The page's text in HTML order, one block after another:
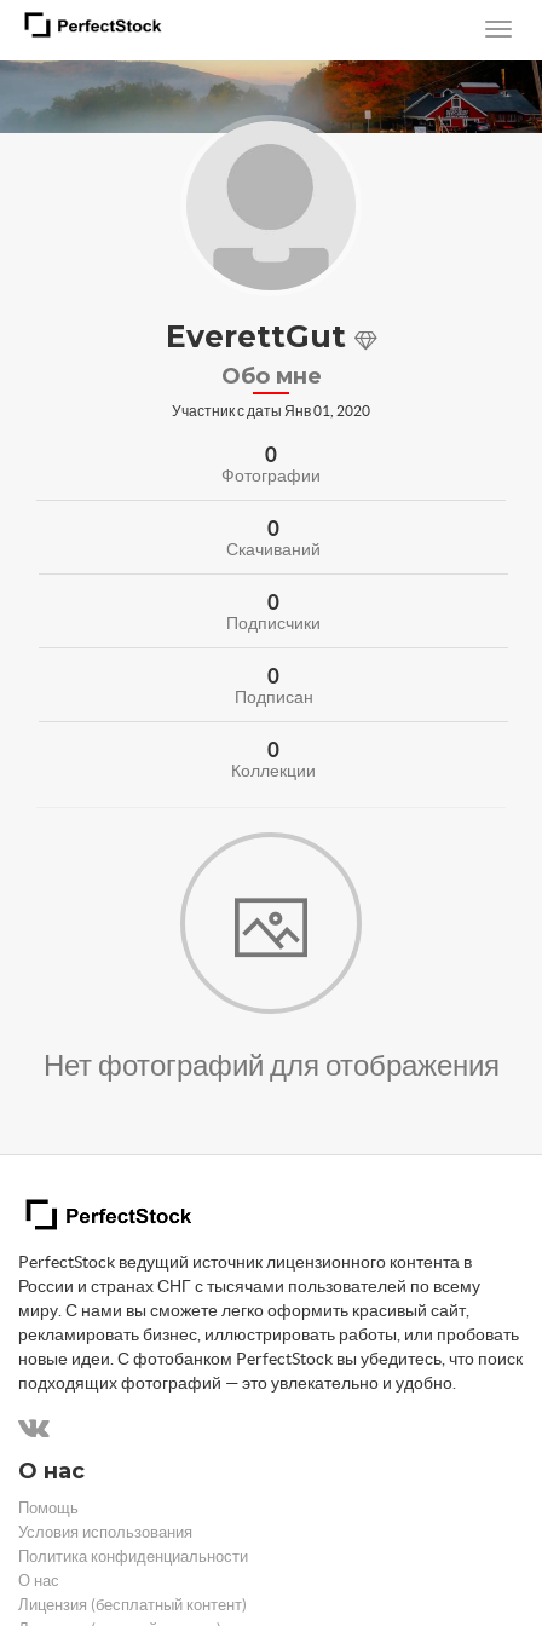
EverettGut
Обо мне
Участник с даты Янв 01, 2020
0
Фотографии
0
Скачиваний
0
Подписчики
0
Подписан
0
Коллекции
Нет фотографий для отображения
PerfectStock ведущий источник лицензионного контента в
России и странах СНГ с тысячами пользователей по всему
миру. С нами вы сможете легко оформить красивый сайт,
рекламировать бизнес, иллюстрировать работы, или пробовать
новые идеи. С фотобанком PerfectStock вы убедитесь, что поиск
подходящих фотографий — это увлекательно и удобно.
О нас
Помощь
Условия использования
Политика конфиденциальности
О нас
Лицензия (бесплатный контент)